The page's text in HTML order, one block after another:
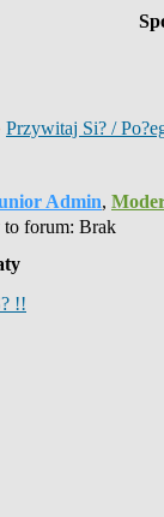
Przywitaj Si? /
Admin,
forum: Brak
!!